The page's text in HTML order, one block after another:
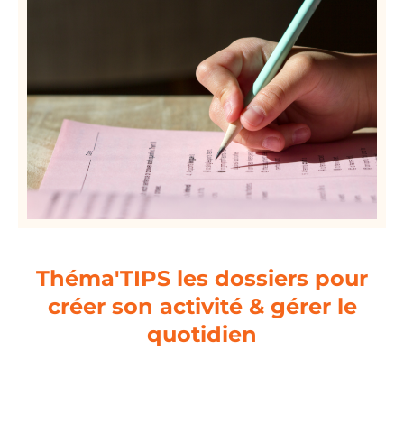
Théma'TIPS les dossiers pour
créer son activité & gérer le
quotidien